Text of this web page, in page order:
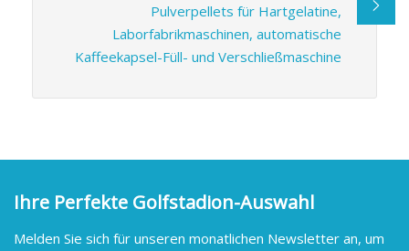
Pulverpellets für Hartgelatine,
Laborfabrikmaschinen, automatische
Kaffeekapsel-Füll- und Verschließmaschine
Ihre Perfekte Golfstadion-Auswahl
Melden Sie sich für unseren monatlichen Newsletter an, um